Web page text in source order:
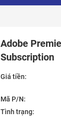
Adobe
Subscription
Giá tiền:
Mã P/N:
Tình trạng: